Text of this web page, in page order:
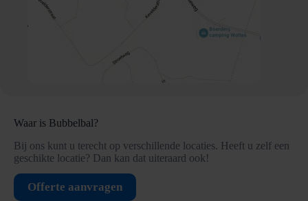
Waar is Bubbelbal?
Bij ons kunt u terecht op verschillende locaties. Heeft u zelf een
geschikte locatie? Dan kan dat uiteraard ook!
Offerte aanvragen